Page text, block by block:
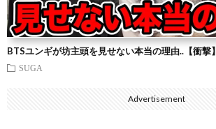
BTSユンギが坊主頭を見せない本当の理由..【衝撃】
SUGA
Advertisement